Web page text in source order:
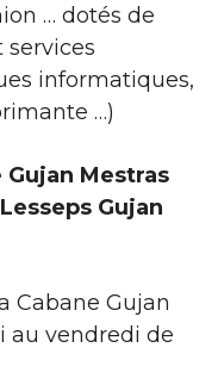
… dotés de
informatiques,
…)
Gujan Mestras
Gujan
Cabane Gujan
au vendredi de